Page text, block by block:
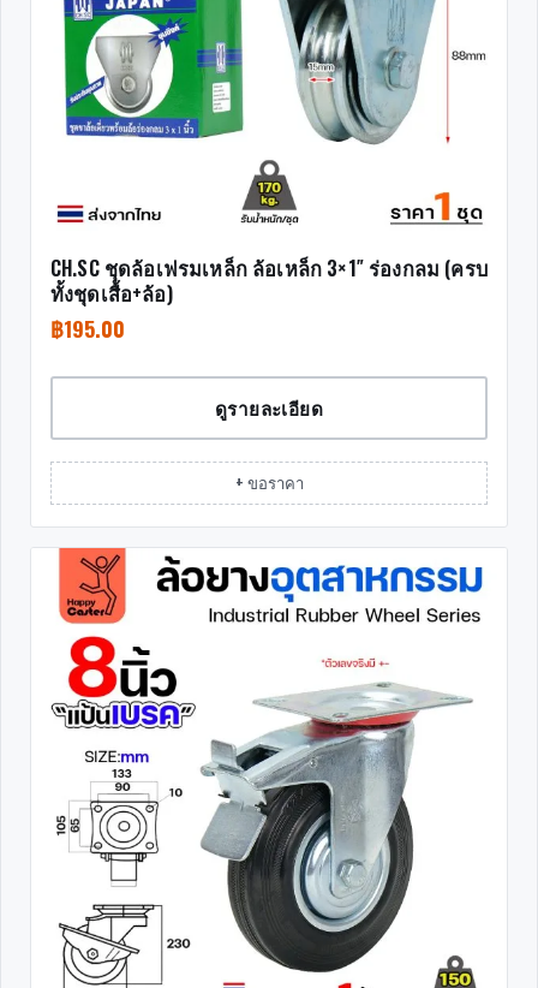
CH.SC ชุดล้อเฟรมเหล็ก ล้อเหล็ก 3×1″ ร่องกลม (ครบ
ทั้งชุดเสื้อ+ล้อ)
฿195.00
ดูรายละเอียด
+ ขอราคา